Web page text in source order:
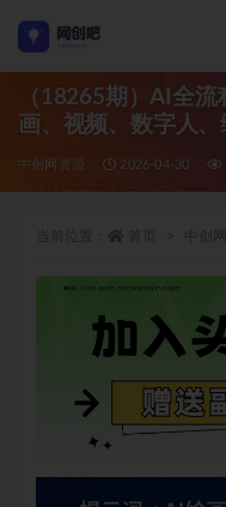
（18265期）AI全
画、视频、数字人
中创网资源 2026-04-30